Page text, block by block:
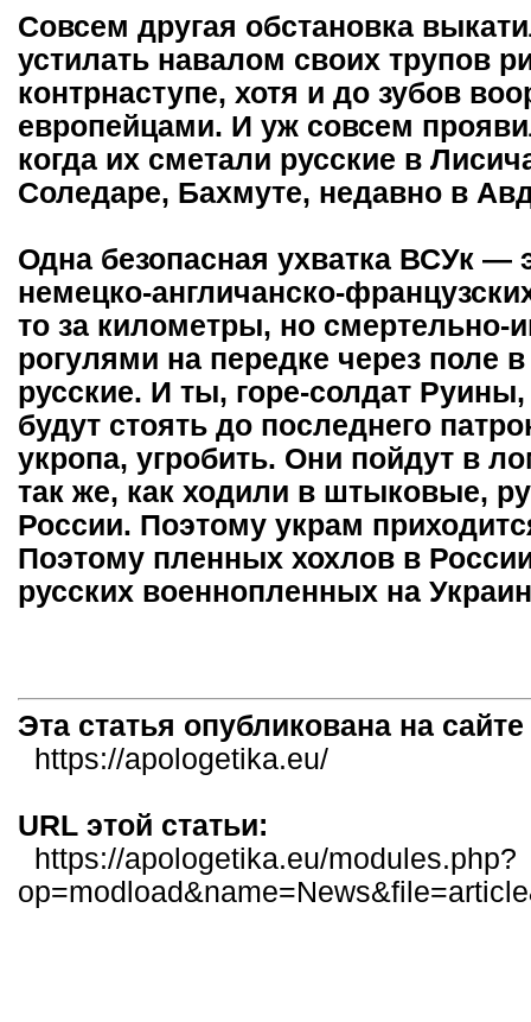
Совсем другая обстановка
устилать навалом своих трупов
контрнаступе, хотя и до зубов
европейцами. И уж совсем
когда их сметали русские в
Соледаре, Бахмуте, недавно в
Одна безопасная ухватка ВСУк —
немецко-англичанско-
то за километры, но смертельно-
рогулями на передке через поле
русские. И ты, горе-солдат
будут стоять до последнего
укропа, угробить. Они пойдут в
так же, как ходили в штыковые,
России. Поэтому украм
Поэтому пленных хохлов в
русских военнопленных на
Эта статья опубликована на
https://apologetika.eu/
URL этой статьи:
https://apologetika.eu/modules.php?